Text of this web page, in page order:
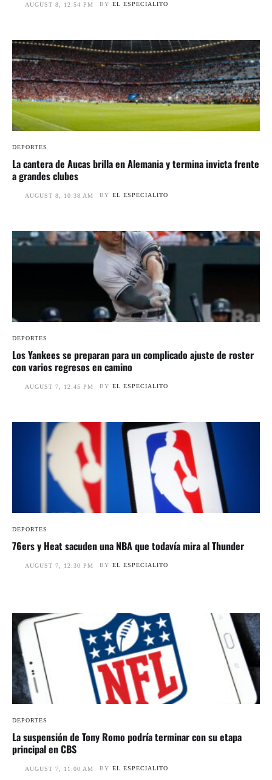
AUGUST 8, 12:54 PM BY EL ESPECIALITO
DEPORTES
La cantera de Aucas brilla en Alemania y termina invicta frente
a grandes clubes
AUGUST 8, 10:38 AM BY EL ESPECIALITO
DEPORTES
Los Yankees se preparan para un complicado ajuste de roster
con varios regresos en camino
AUGUST 7, 12:45 PM BY EL ESPECIALITO
DEPORTES
76ers y Heat sacuden una NBA que todavía mira al Thunder
AUGUST 7, 12:30 PM BY EL ESPECIALITO
DEPORTES
La suspensión de Tony Romo podría terminar con su etapa
principal en CBS
AUGUST 7, 11:00 AM BY EL ESPECIALITO